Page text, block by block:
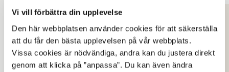
Vi vill förbättra din upplevelse
Den här webbplatsen använder cookies för att säkerställa
att du får den bästa upplevelsen på vår webbplats.
Vissa cookies är nödvändiga, andra kan du justera direkt
genom att klicka på ”anpassa”. Du kan även ändra
Lägg till produkt i favoriter